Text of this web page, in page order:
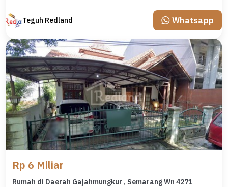
Teguh Redland Whatsapp
Rp 6 Miliar
Rumah di Daerah Gajahmungkur , Semarang Wn 4271